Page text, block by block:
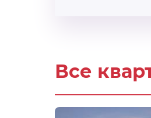
Все